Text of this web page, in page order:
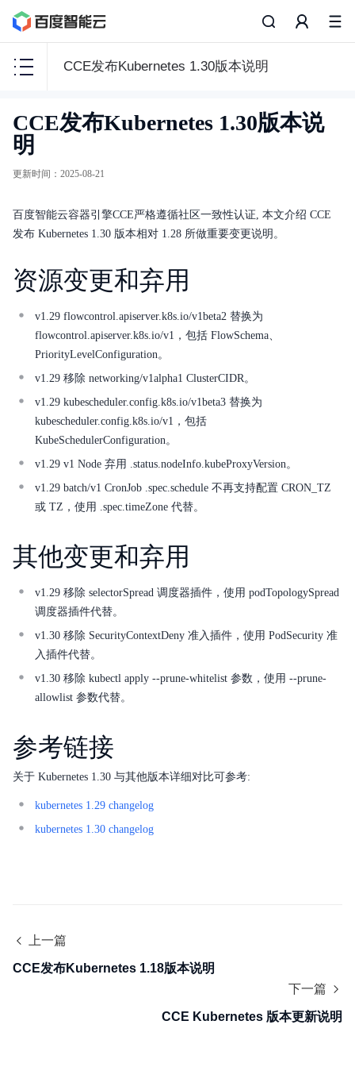
CCE发布Kubernetes 1.30版本说明
容
器
引
擎
CCE
功能发布记录
开发指南
产品公告
快速入门
操作指南
服务等级协议SLA
API参考
常见问题
API_V2参考
Solution-Xchain
CCE发布Kubernetes 1.30版本说
明
更新时间 ： 2025-08-21
百度智能云容器引擎CCE严格遵循社区一致性认证, 本文介绍 CCE
发布 Kubernetes 1.30 版本相对 1.28 所做重要变更说明。
资源变更和弃用
v1.29 flowcontrol.apiserver.k8s.io/v1beta2 替换为
flowcontrol.apiserver.k8s.io/v1，包括 FlowSchema、
PriorityLevelConfiguration。
v1.29 移除 networking/v1alpha1 ClusterCIDR。
v1.29 kubescheduler.config.k8s.io/v1beta3 替换为
kubescheduler.config.k8s.io/v1，包括
KubeSchedulerConfiguration。
v1.29 v1 Node 弃用 .status.nodeInfo.kubeProxyVersion。
v1.29 batch/v1 CronJob .spec.schedule 不再支持配置 CRON_TZ
或 TZ，使用 .spec.timeZone 代替。
其他变更和弃用
v1.29 移除 selectorSpread 调度器插件，使用 podTopologySpread
调度器插件代替。
v1.30 移除 SecurityContextDeny 准入插件，使用 PodSecurity 准
入插件代替。
v1.30 移除 kubectl apply --prune-whitelist 参数，使用 --prune-
allowlist 参数代替。
参考链接
关于 Kubernetes 1.30 与其他版本详细对比可参考:
kubernetes 1.29 changelog
kubernetes 1.30 changelog
上一篇
CCE发布Kubernetes 1.18版本说明
下一篇
CCE Kubernetes 版本更新说明